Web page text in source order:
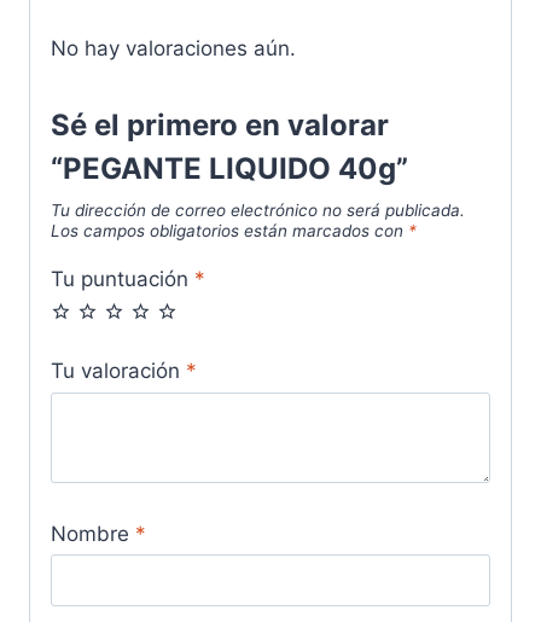
No hay valoraciones aún.
Sé el primero en valorar
“PEGANTE LIQUIDO 40g”
Tu dirección de correo electrónico no será publicada.
Los campos obligatorios están marcados con *
Tu puntuación *
Tu valoración *
Nombre *